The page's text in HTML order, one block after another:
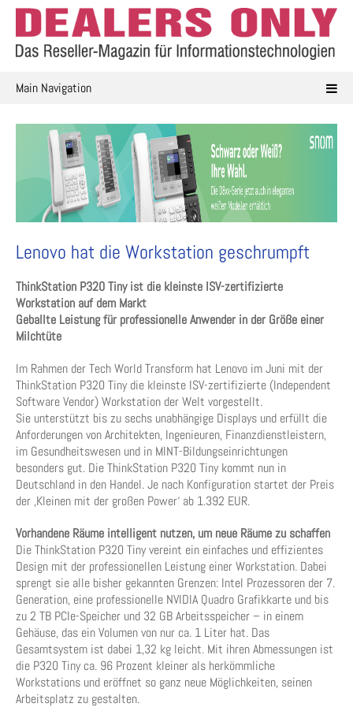
Skip
content
Main Navigation
Lenovo hat die Workstation geschrumpft
ThinkStation P320 Tiny ist die kleinste ISV-zertifizierte
Workstation auf dem Markt
Geballte Leistung für professionelle Anwender in der Größe einer
Milchtüte
Im Rahmen der Tech World Transform hat Lenovo im Juni mit der
ThinkStation P320 Tiny die kleinste ISV-zertifizierte (Independent
Software Vendor) Workstation der Welt vorgestellt.
Sie unterstützt bis zu sechs unabhängige Displays und erfüllt die
Anforderungen von Architekten, Ingenieuren, Finanzdienstleistern,
im Gesundheitswesen und in MINT-Bildungseinrichtungen
besonders gut. Die ThinkStation P320 Tiny kommt nun in
Deutschland in den Handel. Je nach Konfiguration startet der Preis
der ‚Kleinen mit der großen Power‘ ab 1.392 EUR.
Vorhandene Räume intelligent nutzen, um neue Räume zu schaffen
Die ThinkStation P320 Tiny vereint ein einfaches und effizientes
Design mit der professionellen Leistung einer Workstation. Dabei
sprengt sie alle bisher gekannten Grenzen: Intel Prozessoren der 7.
Generation, eine professionelle NVIDIA Quadro Grafikkarte und bis
zu 2 TB PCIe-Speicher und 32 GB Arbeitsspeicher – in einem
Gehäuse, das ein Volumen von nur ca. 1 Liter hat. Das
Gesamtsystem ist dabei 1,32 kg leicht. Mit ihren Abmessungen ist
die P320 Tiny ca. 96 Prozent kleiner als herkömmliche
Workstations und eröffnet so ganz neue Möglichkeiten, seinen
Arbeitsplatz zu gestalten.